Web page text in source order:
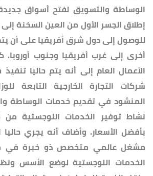
الوساطة والتسويق لفتح أسواق
إطلاق الجسر الأول من العين السخنة
للوصول إلى دول شرق أفريقيا على أن
أخرى إلى غرب أفريقيا وجنوب أوروبا.
الأعمال العام إلى أنه يتم حاليا
شركات التجارة الخارجية التابعة
المنشود في تقديم خدمات الوساطة
نشاط توفير الخدمات اللوجستية من
بأفضل الأسعار. وأضاف أنه يجري حاليا
مشغل عالمي متخصص ذو خبرة في
الخدمات اللوجستية لوضع الأسس